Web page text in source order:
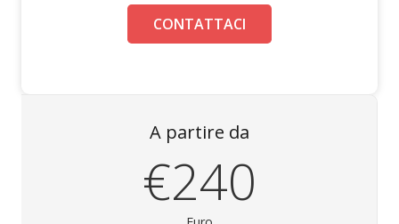
CONTATTACI
A partire da
€240